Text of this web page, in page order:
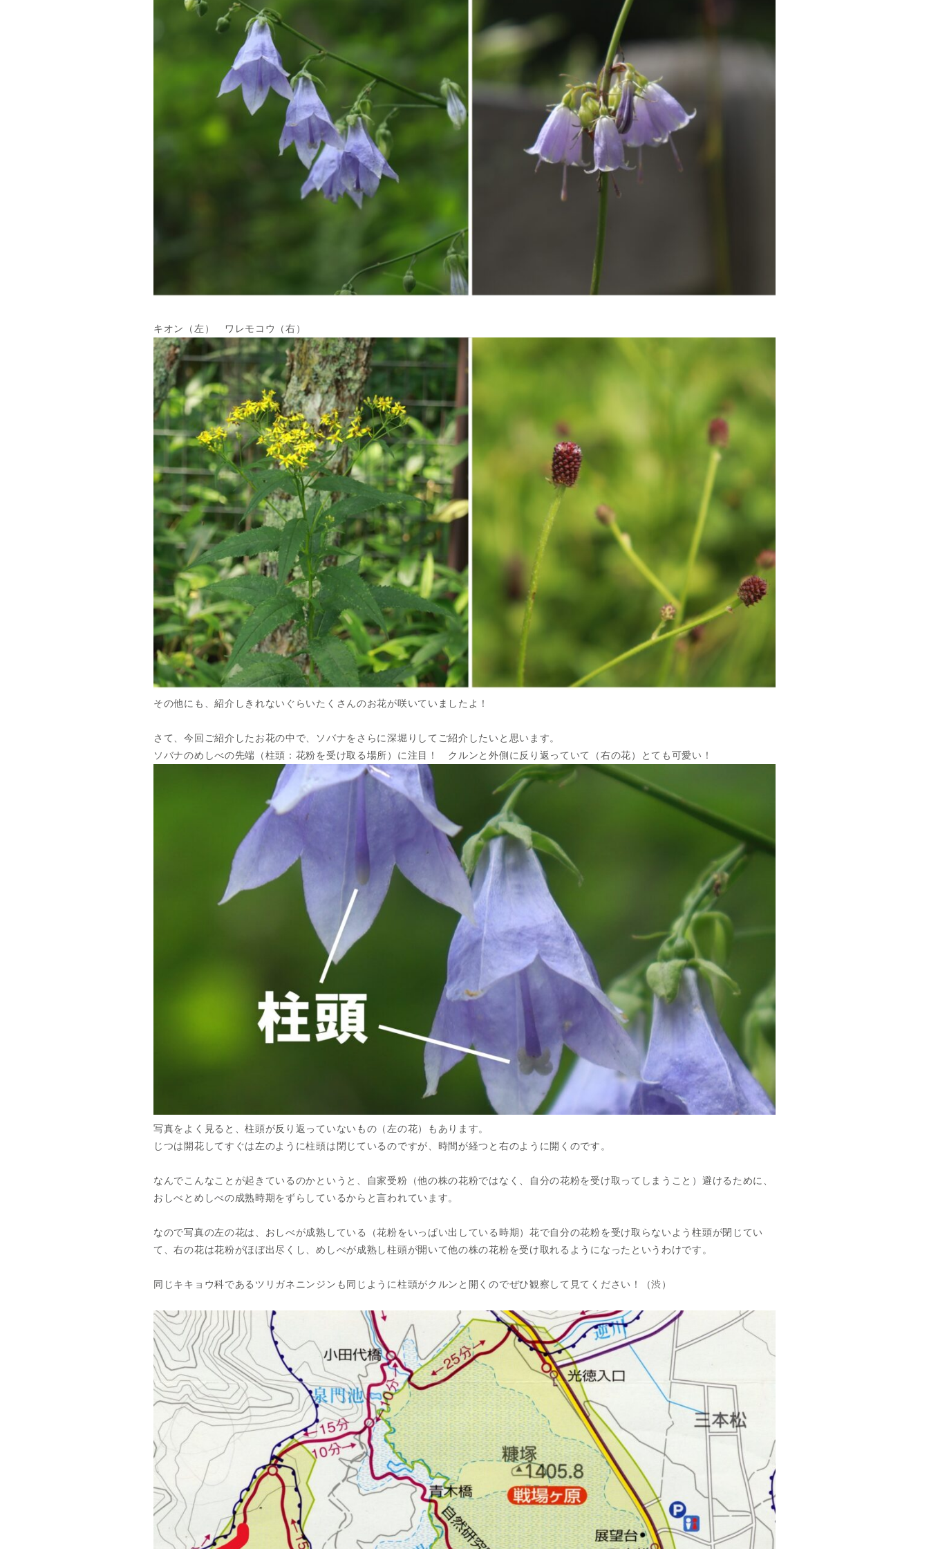
キオン（左） ワレモコウ（右）
その他にも、紹介しきれないぐらいたくさんのお花が咲いていましたよ！
さて、今回ご紹介したお花の中で、ソバナをさらに深堀りしてご紹介したいと思います。
ソバナのめしべの先端（柱頭：花粉を受け取る場所）に注目！ クルンと外側に反り返っていて（右の花）とても可愛い！
写真をよく見ると、柱頭が反り返っていないもの（左の花）もあります。
じつは開花してすぐは左のように柱頭は閉じているのですが、時間が経つと右のように開くのです。
なんでこんなことが起きているのかというと、自家受粉（他の株の花粉ではなく、自分の花粉を受け取ってしまうこと）避けるために、
おしべとめしべの成熟時期をずらしているからと言われています。
なので写真の左の花は、おしべが成熟している（花粉をいっぱい出している時期）花で自分の花粉を受け取らないよう柱頭が閉じてい
て、右の花は花粉がほぼ出尽くし、めしべが成熟し柱頭が開いて他の株の花粉を受け取れるようになったというわけです。
同じキキョウ科であるツリガネニンジンも同じように柱頭がクルンと開くのでぜひ観察して見てください！（渋）